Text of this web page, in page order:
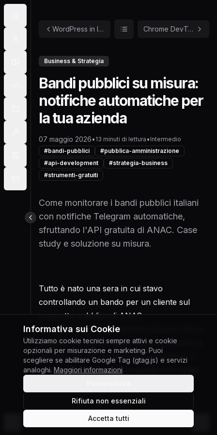
Cambia tema
WordPress in locale: Local, DevKinsta o DDEV nel 2026 Chrome DevTools MCP su WSL2: Claude Code senza uscire da Linux
Business & Strategia
Bandi pubblici su misura:
notifiche automatiche per
la tua azienda
07 maggio 2026• 13 minuti di lettura • Intermedio
#bandi-pubblici #pubblica-amministrazione
#api-development #strategia-business
#strumenti-gratuiti
Come monitorare i bandi pubblici italiani
con notifiche Telegram automatiche,
sfruttando l'API gratuita di ANAC. Case
study e soluzione su misura.
Tutto è nato una sera in cui stavo
controllando un bando per un cliente sul
cruscotto pubblico di ANAC,
dati.anticorruzione.it. Mentre cliccavo i filtri e
guardavo le tabelle aggiornarsi, ho aperto la
network tab del browser per curiosità. È lì
che ho scoperto che il cruscotto è in realtà
completamente pubblica, gratuita, e
accessibile via HTTP a chiunque sappia dove
Giuseppe Gabriele Di Chiara
Informativa sui Cookie
Utilizziamo cookie tecnici sempre attivi e cookie
opzionali per misurazione e marketing. Puoi
scegliere se abilitare Google Tag (gtag.js) e servizi
analoghi. Maggiori informazioni
Rifiuta non essenziali
Accetta tutti